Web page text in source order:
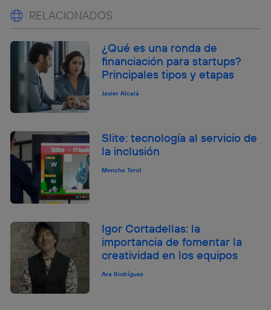
RELACIONADOS
¿Qué es una ronda de
financiación para startups?
Principales tipos y etapas
Javier Alcalá
Slite: tecnología al servicio de
la inclusión
Moncho Terol
Igor Cortadellas: la
importancia de fomentar la
creatividad en los equipos
Ara Rodríguez